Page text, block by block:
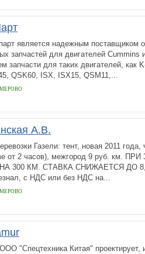
является надежным поставщиком
запчастей для двигателей
запчасти для таких двигателей, как
QSK60, ISX, ISX15, QSM11,...
А.В.
Газели: тент, новая 2011
от 2 часов), межгород 9 руб. км.
300 КМ. СТАВКА СНИЖАЕТСЯ ДО
с НДС или без НДС на...
"Спецтехника Китая" проектирует,